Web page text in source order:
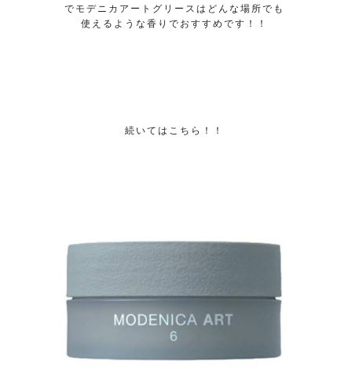
でモデニカアートグリースはどんな場所でも
使えるような香りでおすすめです！！
続いてはこちら！！